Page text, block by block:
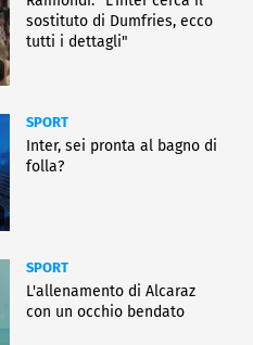
sostituto di Dumfries, ecco
tutti i dettagli"
SPORT
Inter, sei pronta al bagno di
folla?
SPORT
L'allenamento di Alcaraz
con un occhio bendato